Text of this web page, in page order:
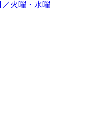
／火曜・水曜